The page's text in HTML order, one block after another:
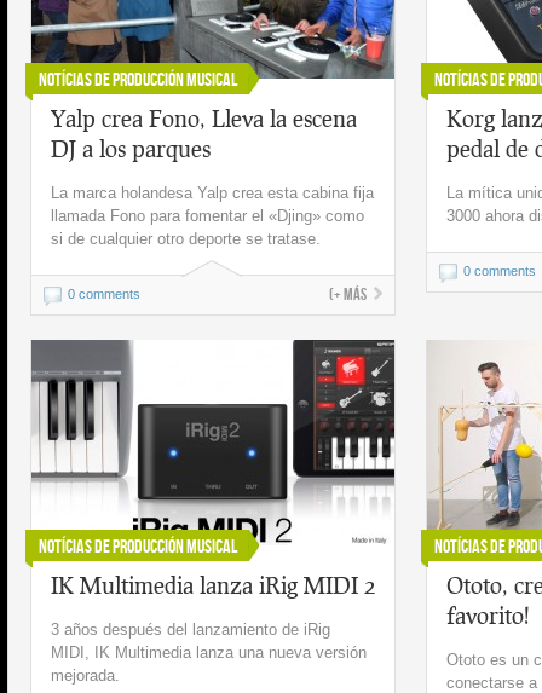
Notícias de Producción Musical
Yalp crea Fono, Lleva la escena
DJ a los parques
La marca holandesa Yalp crea esta cabina fija
llamada Fono para fomentar el «Djing» como
si de cualquier otro deporte se tratase.
0 comments (+ más
Notícias de
Korg
pedal de
La mítica
3000 ahora
0 comments
Notícias de Producción Musical
IK Multimedia lanza iRig MIDI 2
3 años después del lanzamiento de iRig
MIDI, IK Multimedia lanza una nueva versión
mejorada.
Notícias de
Ototo,
favorito!
Ototo es un
conectarse a